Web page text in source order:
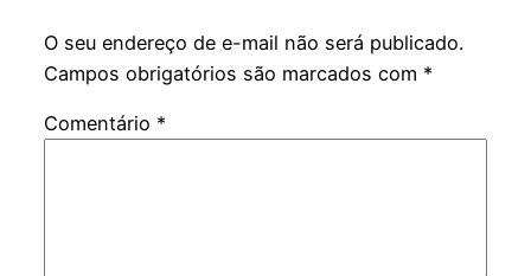
O seu endereço de e-mail não será publicado.
Campos obrigatórios são marcados com *
Comentário *